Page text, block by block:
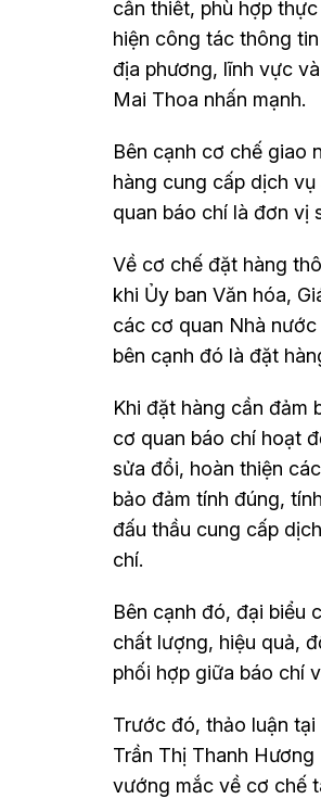
cần thiết, phù hợp
hiện công tác thông
địa phương, lĩnh vực
Mai Thoa nhấn mạnh.
Bên cạnh cơ chế giao
hàng cung cấp dịch
quan báo chí là đơn vị
Về cơ chế đặt hàng
khi Ủy ban Văn hóa,
các cơ quan Nhà
bên cạnh đó là đặt
Khi đặt hàng cần đảm
cơ quan báo chí hoạt
sửa đổi, hoàn thiện
bảo đảm tính đúng,
đấu thầu cung cấp
chí.
Bên cạnh đó, đại biểu
chất lượng, hiệu quả,
phối hợp giữa báo chí
Trước đó, thảo luận
Trần Thị Thanh
vướng mắc về cơ chế